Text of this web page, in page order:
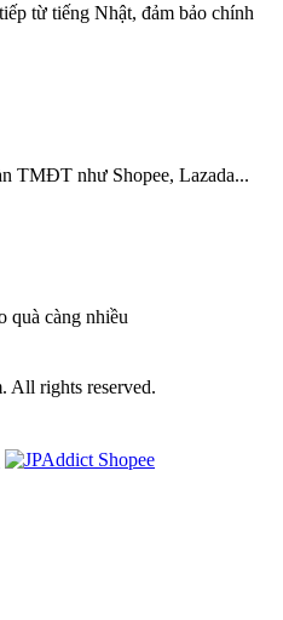
từ tiếng Nhật, đảm bảo chính
TMĐT như Shopee, Lazada...
quà càng nhiều
All rights reserved.